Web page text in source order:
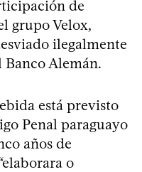
de
grupo Velox,
ilegalmente
Banco Alemán.
está previsto
Penal paraguayo
años de
o